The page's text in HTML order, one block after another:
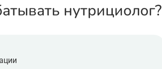
нутрициолог?